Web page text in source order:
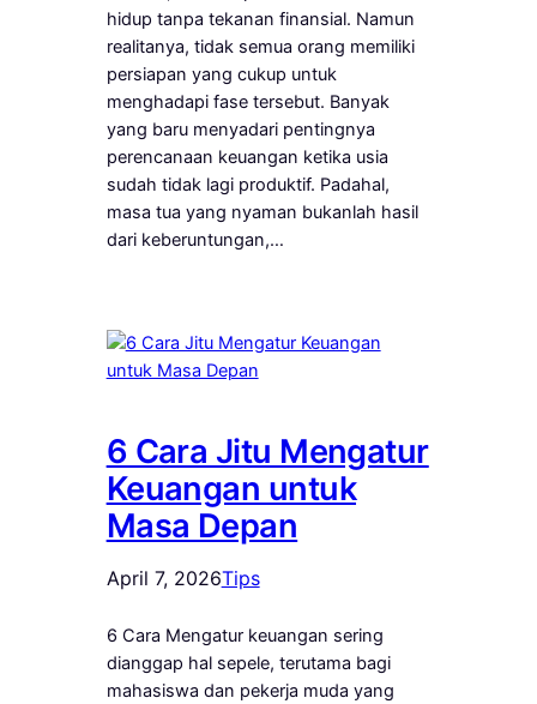
hidup tanpa tekanan finansial. Namun
realitanya, tidak semua orang memiliki
persiapan yang cukup untuk
menghadapi fase tersebut. Banyak
yang baru menyadari pentingnya
perencanaan keuangan ketika usia
sudah tidak lagi produktif. Padahal,
masa tua yang nyaman bukanlah hasil
dari keberuntungan,…
6 Cara Jitu Mengatur
Keuangan untuk
Masa Depan
April 7, 2026Tips
6 Cara Mengatur keuangan sering
dianggap hal sepele, terutama bagi
mahasiswa dan pekerja muda yang